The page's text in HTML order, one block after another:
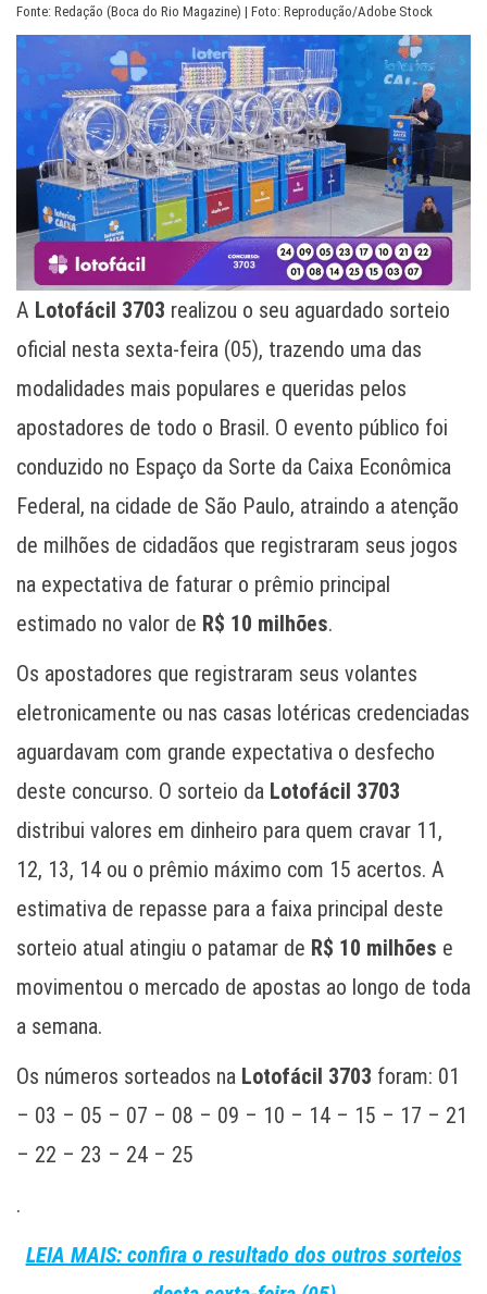
Fonte: Redação (Boca do Rio Magazine) | Foto: Reprodução/Adobe Stock
A Lotofácil 3703 realizou o seu aguardado sorteio
oficial nesta sexta-feira (05), trazendo uma das
modalidades mais populares e queridas pelos
apostadores de todo o Brasil. O evento público foi
conduzido no Espaço da Sorte da Caixa Econômica
Federal, na cidade de São Paulo, atraindo a atenção
de milhões de cidadãos que registraram seus jogos
na expectativa de faturar o prêmio principal
estimado no valor de R$ 10 milhões.
Os apostadores que registraram seus volantes
eletronicamente ou nas casas lotéricas credenciadas
aguardavam com grande expectativa o desfecho
deste concurso. O sorteio da Lotofácil 3703
distribui valores em dinheiro para quem cravar 11,
12, 13, 14 ou o prêmio máximo com 15 acertos. A
estimativa de repasse para a faixa principal deste
sorteio atual atingiu o patamar de R$ 10 milhões e
movimentou o mercado de apostas ao longo de toda
a semana.
Os números sorteados na Lotofácil 3703 foram: 01
– 03 – 05 – 07 – 08 – 09 – 10 – 14 – 15 – 17 – 21
– 22 – 23 – 24 – 25
.
LEIA MAIS: confira o resultado dos outros sorteios